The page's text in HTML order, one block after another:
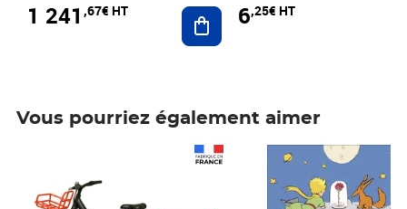
1 241 ,67€ HT Ajouter au panier
6,25€ HT
Vous pourriez également aimer
Prix 6,25€ HT